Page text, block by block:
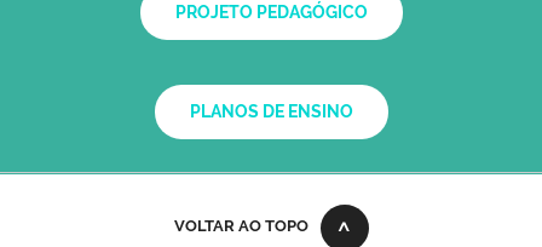
PROJETO PEDAGÓGICO
PLANOS DE ENSINO
VOLTAR AO TOPO